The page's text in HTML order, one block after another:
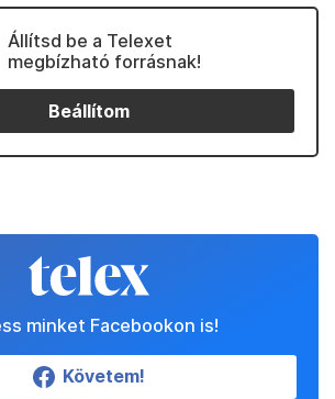
Állítsd be a Telexet
megbízható forrásnak!
Beállítom
minket Facebookon is!
Követem!